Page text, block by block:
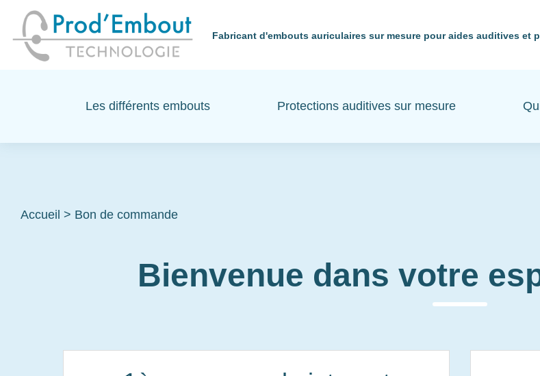
Fabricant d'embouts auriculaires sur mesure pour aides auditives et
Les différents embouts Protections auditives sur mesure
Accueil > Bon de commande
Bienvenue dans votre